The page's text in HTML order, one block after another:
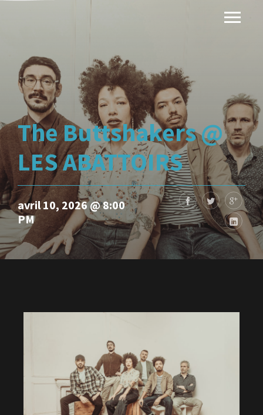
The Buttshakers @
LES ABATTOIRS
avril 10, 2026 @ 8:00
PM